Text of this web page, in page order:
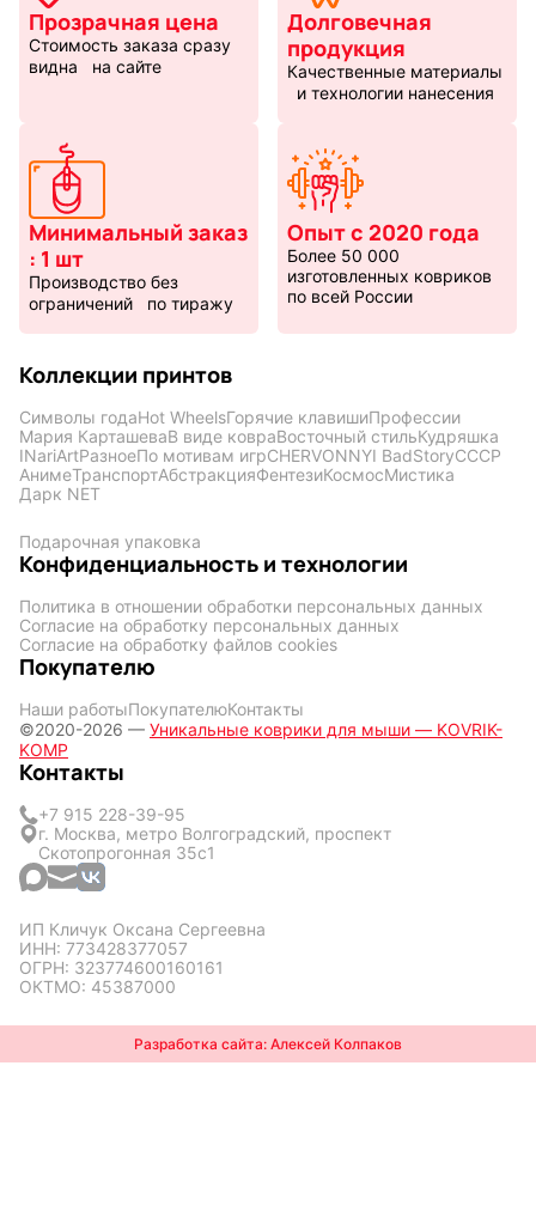
Прозрачная цена
Стоимость заказа сразу
видна на сайте
Долговечная
продукция
Качественные материалы
и технологии нанесения
Минимальный заказ
: 1 шт
Производство без
ограничений по тиражу
Опыт с 2020 года
Более 50 000
изготовленных ковриков
по всей России
Коллекции принтов
Символы годаHot WheelsГорячие клавишиПрофессии
Мария КарташеваВ виде ковраВосточный стильКудряшка
INariArtРазноеПо мотивам игрCHERVONNYI BadStoryСССР
АнимеТранспортАбстракцияФентезиКосмосМистика
Дарк NET
Подарочная упаковка
Конфиденциальность и технологии
Политика в отношении обработки персональных данных
Согласие на обработку персональных данных
Согласие на обработку файлов cookies
Покупателю
Наши работыПокупателюКонтакты
©2020-2026 — Уникальные коврики для мыши — KOVRIK-
KOMP
Контакты
+7 915 228-39-95
г. Москва, метро Волгоградский, проспект
Скотопрогонная 35с1
ИП Кличук Оксана Сергеевна
ИНН: 773428377057
ОГРН: 323774600160161
ОКТМО: 45387000
Разработка сайта: Алексей Колпаков
Фентези Космос
упаковка